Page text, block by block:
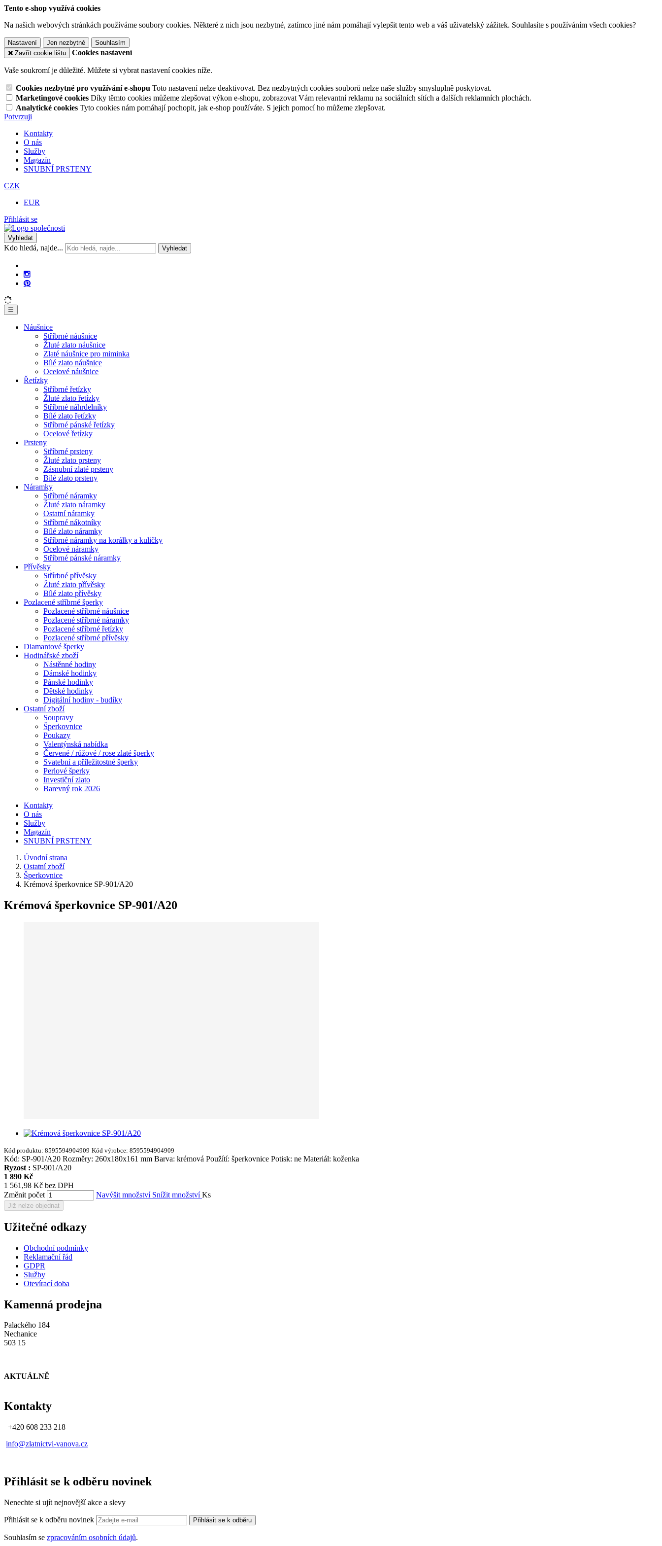
Tento e-shop využívá cookies
Na našich webových stránkách používáme soubory cookies. Některé z nich jsou nezbytné, zatímco jiné nám pomáhají vylepšit tento web a váš uživatelský zážitek. Souhlasíte s používáním všech cookies?
Nastavení Jen nezbytné
Souhlasím
Zavřít cookie lištu
Cookies nastavení
Vaše soukromí je důležité. Můžete si vybrat nastavení cookies níže.
Cookies nezbytné pro využívání e-shopu Toto nastavení nelze deaktivovat. Bez nezbytných cookies souborů nelze naše služby smysluplně poskytovat.
Marketingové cookies Díky těmto cookies můžeme zlepšovat výkon e-shopu, zobrazovat Vám relevantní reklamu na sociálních sítích a dalších reklamních plochách.
Analytické cookies Tyto cookies nám pomáhají pochopit, jak e-shop používáte. S jejich pomocí ho můžeme zlepšovat.
Potvrzuji
Kontakty
O nás
Služby
Magazín
SNUBNÍ PRSTENY
CZK
EUR
Přihlásit se
Vyhledat
Kdo hledá, najde... Vyhledat
☰
Náušnice
Stříbrné náušnice
Žluté zlato náušnice
Zlaté náušnice pro miminka
Bílé zlato náušnice
Ocelové náušnice
Řetízky
Stříbrné řetízky
Žluté zlato řetízky
Stříbrné náhrdelníky
Bílé zlato řetízky
Stříbrné pánské řetízky
Ocelové řetízky
Prsteny
Stříbrné prsteny
Žluté zlato prsteny
Zásnubní zlaté prsteny
Bílé zlato prsteny
Náramky
Stříbrné náramky
Žluté zlato náramky
Ostatní náramky
Stříbrné nákotníky
Bílé zlato náramky
Stříbrné náramky na korálky a kuličky
Ocelové náramky
Stříbrné pánské náramky
Přívěsky
Střírbné přívěsky
Žluté zlato přívěsky
Bílé zlato přívěsky
Pozlacené stříbrné šperky
Pozlacené stříbrné náušnice
Pozlacené stříbrné náramky
Pozlacené stříbrné řetízky
Pozlacené stříbrné přívěsky
Diamantové šperky
Hodinářské zboží
Nástěnné hodiny
Dámské hodinky
Pánské hodinky
Dětské hodinky
Digitální hodiny - budíky
Ostatní zboží
Soupravy
Šperkovnice
Poukazy
Valentýnská nabídka
Červené / růžové / rose zlaté šperky
Svatební a příležitostné šperky
Perlové šperky
Investiční zlato
Barevný rok 2026
Kontakty
O nás
Služby
Magazín
SNUBNÍ PRSTENY
Úvodní strana
Ostatní zboží
Šperkovnice
Krémová šperkovnice SP-901/A20
Krémová šperkovnice SP-901/A20
Kód produktu: 8595594904909 Kód výrobce: 8595594904909
Kód: SP-901/A20 Rozměry: 260x180x161 mm Barva: krémová Použítí: šperkovnice Potisk: ne Materiál: koženka
Ryzost : SP-901/A20
1 890 Kč
1 561,98 Kč bez DPH
Změnit počet
Navýšit množství Snížit množstvíKs
Již nelze objednat
Užitečné odkazy
Obchodní podmínky
Reklamační řád
GDPR
Služby
Otevírací doba
Kamenná prodejna
Palackého 184
Nechanice
503 15
AKTUÁLNĚ
Kontakty
+420 608 233 218
info@zlatnictvi-vanova.cz
Přihlásit se k odběru novinek
Nenechte si ujít nejnovější akce a slevy
Přihlásit se k odběru novinek Přihlásit se k odběru
Souhlasím se zpracováním osobních údajů.